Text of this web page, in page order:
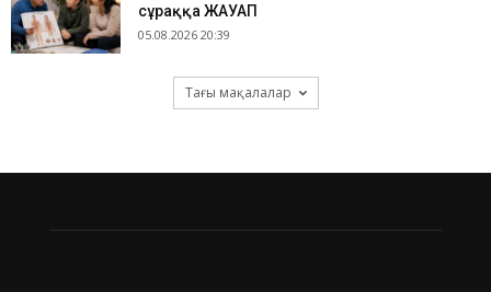
сұраққа ЖАУАП
05.08.2026 20:39
Тағы мақалалар